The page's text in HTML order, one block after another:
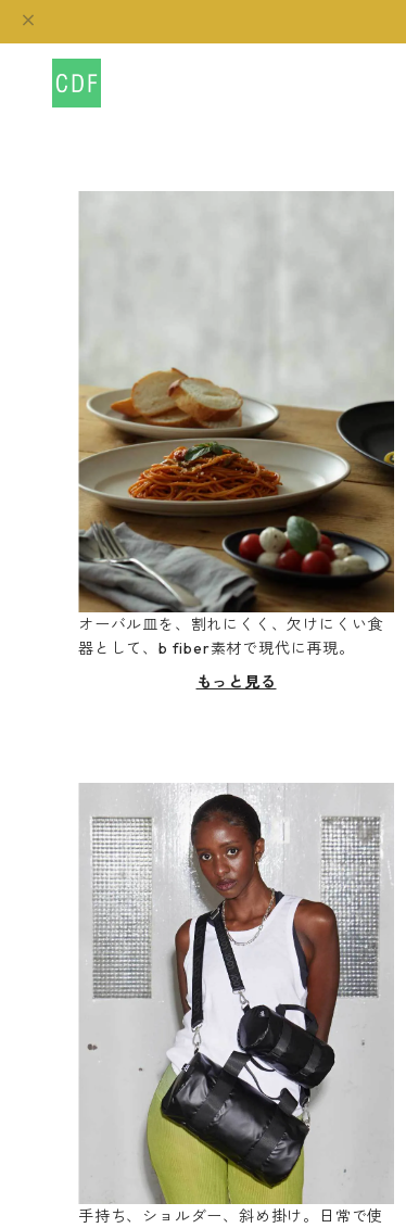
オーバル皿を、割れにくく、欠けにくい食
器として、b fiber素材で現代に再現。
もっと見る
手持ち、ショルダー、斜め掛け。日常で使